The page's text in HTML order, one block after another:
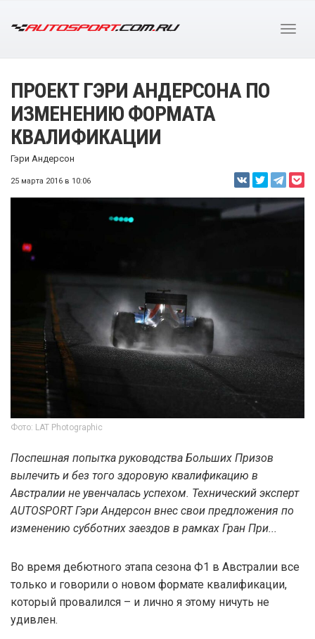
ПРОЕКТ ГЭРИ АНДЕРСОНА ПО
ИЗМЕНЕНИЮ ФОРМАТА
КВАЛИФИКАЦИИ
Гэри Андерсон
25 марта 2016 в 10:06
Фото: LAT Photographic
Поспешная попытка руководства Больших Призов
вылечить и без того здоровую квалификацию в
Австралии не увенчалась успехом. Технический эксперт
AUTOSPORT Гэри Андерсон внес свои предложения по
изменению субботних заездов в рамках Гран При...
Во время дебютного этапа сезона Ф1 в Австралии все
только и говорили о новом формате квалификации,
который провалился – и лично я этому ничуть не
удивлен.